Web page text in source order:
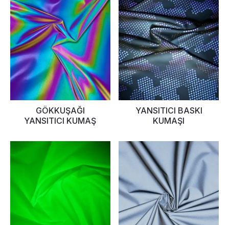
GÖKKUŞAĞI
YANSITICI KUMAŞ
YANSITICI BASKI
KUMAŞI